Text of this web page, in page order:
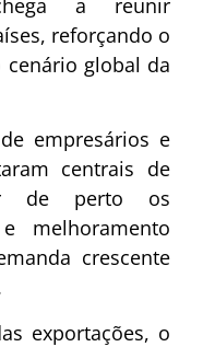
a reunir
reforçando o
global da
empresários e
centrais de
de perto os
melhoramento
crescente
exportações, o